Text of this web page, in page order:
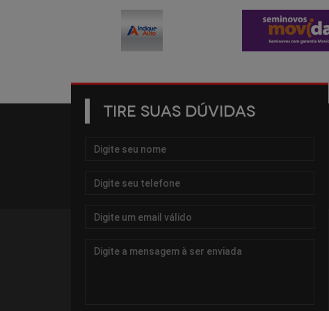
TIRE SUAS DÚVIDAS